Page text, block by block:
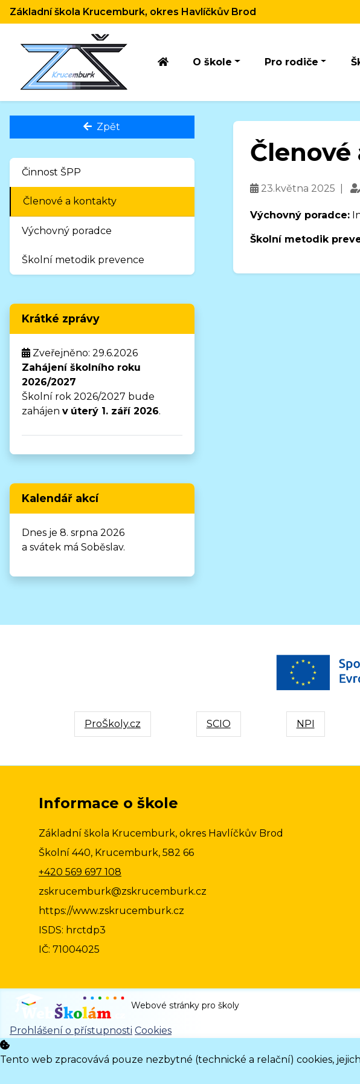
Základní škola Krucemburk, okres Havlíčkův Brod
O škole Pro rodiče
23.května 2025 |
Výchovný poradce:
Školní metodik
Zpět
Činnost ŠPP
Členové a kontakty
Výchovný poradce
Školní metodik prevence
Krátké zprávy
Zveřejněno: 29.6.2026
Zahájení školního roku
2026/2027
Školní rok 2026/2027 bude
zahájen v úterý 1. září 2026.
Kalendář akcí
Dnes je 8. srpna 2026
a svátek má Soběslav.
ProŠkoly.cz SCIO NPI
Informace o škole
Základní škola Krucemburk, okres Havlíčkův Brod
Školní 440, Krucemburk, 582 66
+420 569 697 108
zskrucemburk@zskrucemburk.cz
https://www.zskrucemburk.cz
ISDS: hrctdp3
IČ: 71004025
Webové stránky pro školy
Prohlášení o přístupnosti Cookies
Tento web zpracovává pouze nezbytné (technické a relační) cookies,